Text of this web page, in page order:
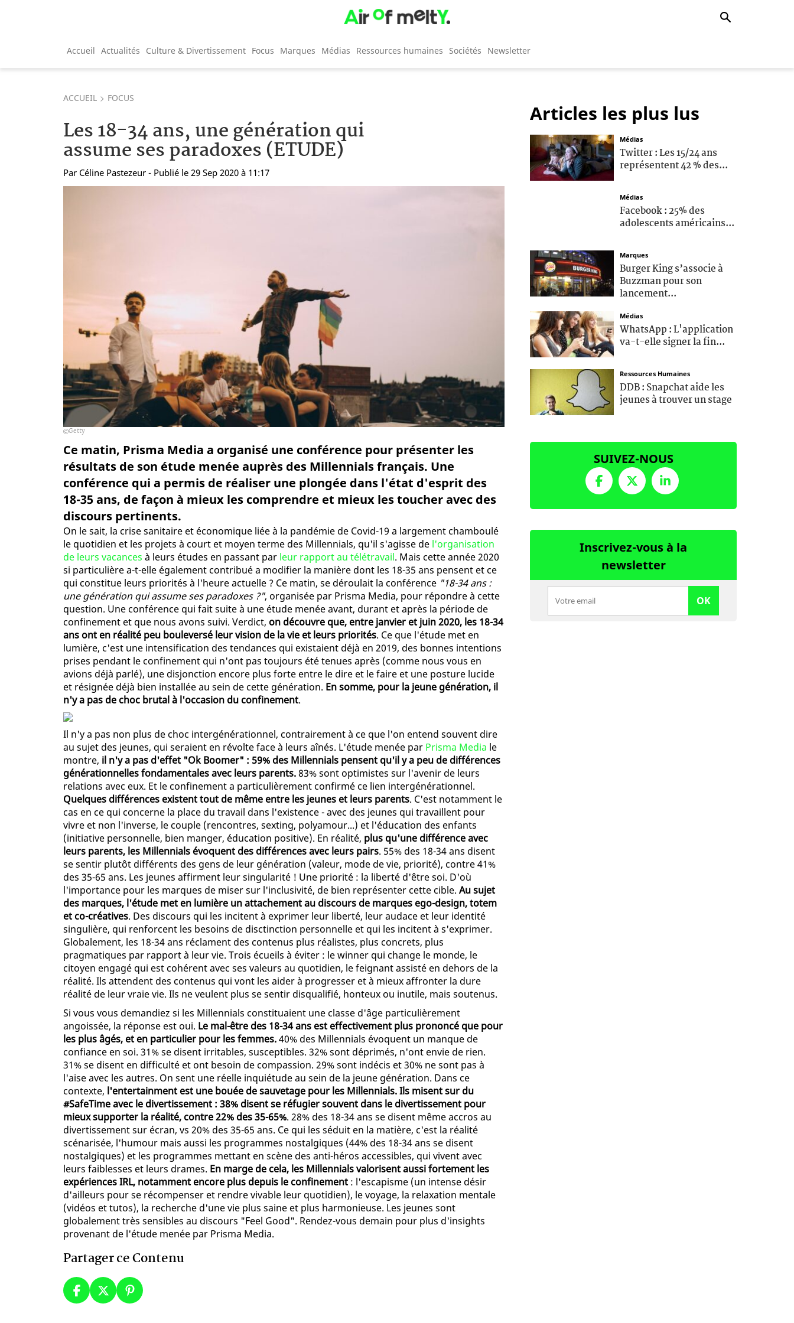
Accueil Actualités Culture & Divertissement Focus Marques Médias Ressources humaines Sociétés Newsletter
ACCUEIL FOCUS
Les 18-34 ans, une génération qui
assume ses paradoxes (ETUDE)
Par Céline Pastezeur - Publié le 29 Sep 2020 à 11:17
Getty
Ce matin, Prisma Media a organisé une conférence pour présenter les
résultats de son étude menée auprès des Millennials français. Une
conférence qui a permis de réaliser une plongée dans l'état d'esprit des
18-35 ans, de façon à mieux les comprendre et mieux les toucher avec des
discours pertinents.
On le sait, la crise sanitaire et économique liée à la pandémie de Covid-19 a largement chamboulé
le quotidien et les projets à court et moyen terme des Millennials, qu'il s'agisse de l'organisation
de leurs vacances à leurs études en passant par leur rapport au télétravail. Mais cette année 2020
si particulière a-t-elle également contribué a modifier la manière dont les 18-35 ans pensent et ce
qui constitue leurs priorités à l'heure actuelle ? Ce matin, se déroulait la conférence "18-34 ans :
une génération qui assume ses paradoxes ?", organisée par Prisma Media, pour répondre à cette
question. Une conférence qui fait suite à une étude menée avant, durant et après la période de
confinement et que nous avons suivi. Verdict, on découvre que, entre janvier et juin 2020, les 18-34
ans ont en réalité peu bouleversé leur vision de la vie et leurs priorités. Ce que l'étude met en
lumière, c'est une intensification des tendances qui existaient déjà en 2019, des bonnes intentions
prises pendant le confinement qui n'ont pas toujours été tenues après (comme nous vous en
avions déjà parlé), une disjonction encore plus forte entre le dire et le faire et une posture lucide
et résignée déjà bien installée au sein de cette génération. En somme, pour la jeune génération, il
n'y a pas de choc brutal à l'occasion du confinement.
Il n'y a pas non plus de choc intergénérationnel, contrairement à ce que l'on entend souvent dire
au sujet des jeunes, qui seraient en révolte face à leurs aînés. L'étude menée par Prisma Media le
montre, il n'y a pas d'effet "Ok Boomer" : 59% des Millennials pensent qu'il y a peu de différences
générationnelles fondamentales avec leurs parents.83% sont optimistes sur l'avenir de leurs
relations avec eux. Et le confinement a particulièrement confirmé ce lien intergénérationnel.
Quelques différences existent tout de même entre les jeunes et leurs parents. C'est notamment le
cas en ce qui concerne la place du travail dans l'existence - avec des jeunes qui travaillent pour
vivre et non l'inverse, le couple (rencontres, sexting, polyamour...) et l'éducation des enfants
(initiative personnelle, bien manger, éducation positive). En réalité, plus qu'une différence avec
leurs parents, les Millennials évoquent des différences avec leurs pairs. 55% des 18-34 ans disent
se sentir plutôt différents des gens de leur génération (valeur, mode de vie, priorité), contre 41%
des 35-65 ans. Les jeunes affirment leur singularité ! Une priorité : la liberté d'être soi. D'où
l'importance pour les marques de miser sur l'inclusivité, de bien représenter cette cible. Au sujet
des marques, l'étude met en lumière un attachement au discours de marques ego-design, totem
et co-créatives. Des discours qui les incitent à exprimer leur liberté, leur audace et leur identité
singulière, qui renforcent les besoins de disctinction personnelle et qui les incitent à s'exprimer.
Globalement, les 18-34 ans réclament des contenus plus réalistes, plus concrets, plus
pragmatiques par rapport à leur vie. Trois écueils à éviter : le winner qui change le monde, le
citoyen engagé qui est cohérent avec ses valeurs au quotidien, le feignant assisté en dehors de la
réalité. Ils attendent des contenus qui vont les aider à progresser et à mieux affronter la dure
réalité de leur vraie vie. Ils ne veulent plus se sentir disqualifié, honteux ou inutile, mais soutenus.
Si vous vous demandiez si les Millennials constituaient une classe d'âge particulièrement
angoissée, la réponse est oui. Le mal-être des 18-34 ans est effectivement plus prononcé que pour
les plus âgés, et en particulier pour les femmes.40% des Millennials évoquent un manque de
confiance en soi. 31% se disent irritables, susceptibles. 32% sont déprimés, n'ont envie de rien.
31% se disent en difficulté et ont besoin de compassion. 29% sont indécis et 30% ne sont pas à
l'aise avec les autres. On sent une réelle inquiétude au sein de la jeune génération. Dans ce
contexte, l'entertainment est une bouée de sauvetage pour les Millennials. Ils misent sur du
#SafeTime avec le divertissement : 38% disent se réfugier souvent dans le divertissement pour
mieux supporter la réalité, contre 22% des 35-65%. 28% des 18-34 ans se disent même accros au
divertissement sur écran, vs 20% des 35-65 ans. Ce qui les séduit en la matière, c'est la réalité
scénarisée, l'humour mais aussi les programmes nostalgiques (44% des 18-34 ans se disent
nostalgiques) et les programmes mettant en scène des anti-héros accessibles, qui vivent avec
leurs faiblesses et leurs drames. En marge de cela, les Millennials valorisent aussi fortement les
expériences IRL, notamment encore plus depuis le confinement : l'escapisme (un intense désir
d'ailleurs pour se récompenser et rendre vivable leur quotidien), le voyage, la relaxation mentale
(vidéos et tutos), la recherche d'une vie plus saine et plus harmonieuse. Les jeunes sont
globalement très sensibles au discours "Feel Good". Rendez-vous demain pour plus d'insights
provenant de l'étude menée par Prisma Media.
Partager ce Contenu
Articles les plus lus
Médias
Twitter : Les 15/24 ans
représentent 42 % des...
Médias
Facebook : 25% des
adolescents américains...
Marques
Burger King s’associe à
Buzzman pour son
lancement...
Médias
WhatsApp : L'application
va-t-elle signer la fin...
Ressources Humaines
DDB : Snapchat aide les
jeunes à trouver un stage
SUIVEZ-NOUS
Inscrivez-vous à la
newsletter
OK